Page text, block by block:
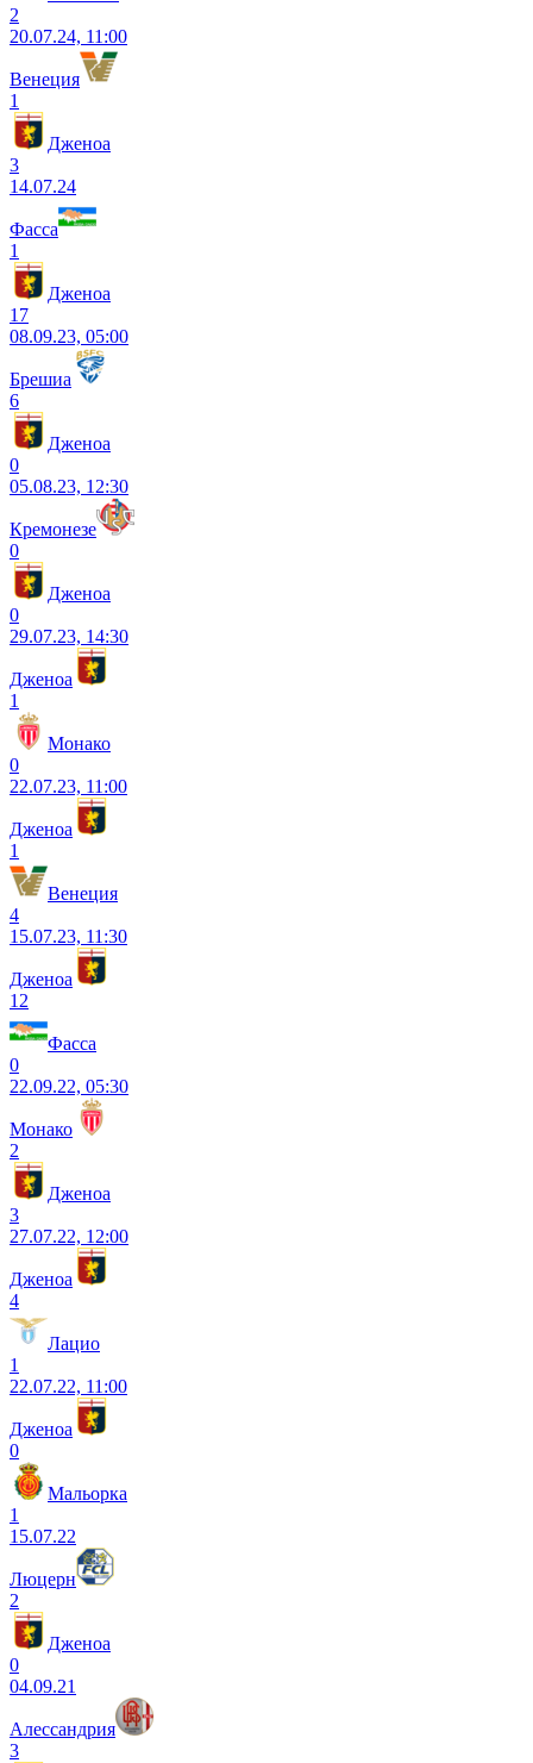
2
20.07.24, 11:00
Венеция
1
Дженоа
3
14.07.24
Фасса
1
Дженоа
17
08.09.23, 05:00
Брешиа
6
Дженоа
0
05.08.23, 12:30
Кремонезе
0
Дженоа
0
29.07.23, 14:30
Дженоа
1
Монако
0
22.07.23, 11:00
Дженоа
1
Венеция
4
15.07.23, 11:30
Дженоа
12
Фасса
0
22.09.22, 05:30
Монако
2
Дженоа
3
27.07.22, 12:00
Дженоа
4
Лацио
1
22.07.22, 11:00
Дженоа
0
Мальорка
1
15.07.22
Люцерн
2
Дженоа
0
04.09.21
Алессандрия
3